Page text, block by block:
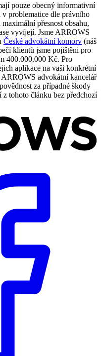
pouze obecný informativní
problematice dle právního
přesnost obsahu,
vyvíjejí. Jsme ARROWS
České advokátní komory (náš
klientů jsme pojištěni pro
400.000.000 Kč. Pro
aplikace na vaši konkrétní
advokátní kancelář
za případné škody
tohoto článku bez předchozí